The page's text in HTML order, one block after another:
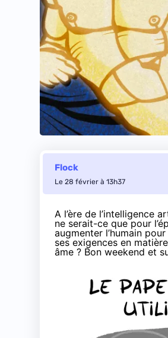
Flock
Le 28 février à 13h37
A l’ère de l’intelligence
ne serait-ce que pour
augmenter l’humain pour
ses exigences en
âme ? Bon weekend et